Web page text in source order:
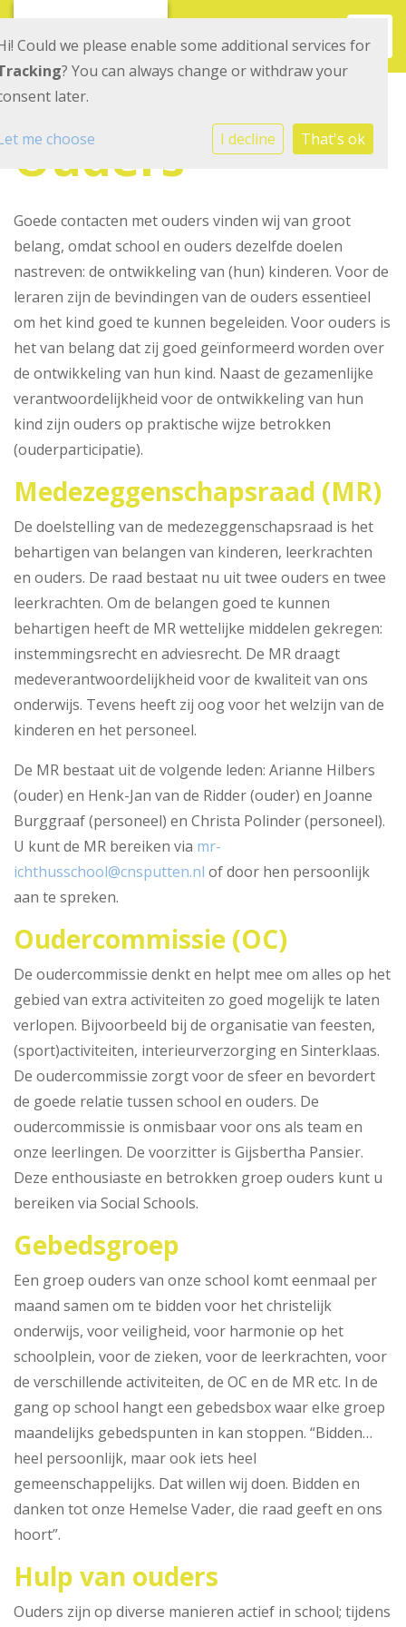
Ouders
Goede contacten met ouders vinden wij van groot
belang, omdat school en ouders dezelfde doelen
nastreven: de ontwikkeling van (hun) kinderen. Voor de
leraren zijn de bevindingen van de ouders essentieel
om het kind goed te kunnen begeleiden. Voor ouders is
het van belang dat zij goed geïnformeerd worden over
de ontwikkeling van hun kind. Naast de gezamenlijke
verantwoordelijkheid voor de ontwikkeling van hun
kind zijn ouders op praktische wijze betrokken
(ouderparticipatie).
Medezeggenschapsraad (MR)
De doelstelling van de medezeggenschapsraad is het
behartigen van belangen van kinderen, leerkrachten
en ouders. De raad bestaat nu uit twee ouders en twee
leerkrachten. Om de belangen goed te kunnen
behartigen heeft de MR wettelijke middelen gekregen:
instemmingsrecht en adviesrecht. De MR draagt
medeverantwoordelijkheid voor de kwaliteit van ons
onderwijs. Tevens heeft zij oog voor het welzijn van de
kinderen en het personeel.
De MR bestaat uit de volgende leden: Arianne Hilbers
(ouder) en Henk-Jan van de Ridder (ouder) en Joanne
Burggraaf (personeel) en Christa Polinder (personeel).
U kunt de MR bereiken via mr-
ichthusschool@cnsputten.nl of door hen persoonlijk
aan te spreken.
Oudercommissie (OC)
De oudercommissie denkt en helpt mee om alles op het
gebied van extra activiteiten zo goed mogelijk te laten
verlopen. Bijvoorbeeld bij de organisatie van feesten,
(sport)activiteiten, interieurverzorging en Sinterklaas.
De oudercommissie zorgt voor de sfeer en bevordert
de goede relatie tussen school en ouders. De
oudercommissie is onmisbaar voor ons als team en
onze leerlingen. De voorzitter is Gijsbertha Pansier.
Deze enthousiaste en betrokken groep ouders kunt u
bereiken via Social Schools.
Gebedsgroep
Een groep ouders van onze school komt eenmaal per
maand samen om te bidden voor het christelijk
onderwijs, voor veiligheid, voor harmonie op het
schoolplein, voor de zieken, voor de leerkrachten, voor
de verschillende activiteiten, de OC en de MR etc. In de
gang op school hangt een gebedsbox waar elke groep
maandelijks gebedspunten in kan stoppen. “Bidden…
heel persoonlijk, maar ook iets heel
gemeenschappelijks. Dat willen wij doen. Bidden en
danken tot onze Hemelse Vader, die raad geeft en ons
hoort”.
Hulp van ouders
Ouders zijn op diverse manieren actief in school; tijdens
Could we please enable some additional services for
? You can always change or withdraw your
later.
me choose I decline That's ok